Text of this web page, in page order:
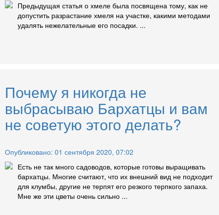
Предыдущая статья о хмеле была посвящена тому, как не
допустить разрастание хмеля на участке, какими методами
удалять нежелательные его посадки. ...
Почему я никогда не
выбрасываю Бархатцы и вам
не советую этого делать?
Опубликовано: 01 сентября 2020, 07:02
Есть не так много садоводов, которые готовы выращивать
бархатцы. Многие считают, что их внешний вид не подходит
для клумбы, другие не терпят его резкого терпкого запаха.
Мне же эти цветы очень сильно ...